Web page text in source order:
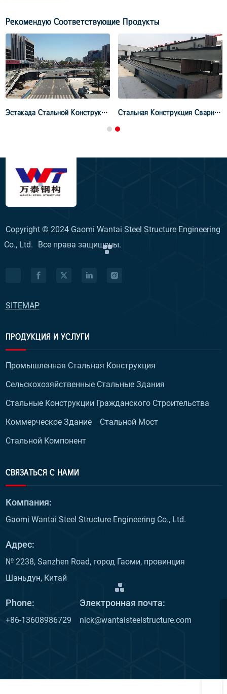
Рекомендую Соответствующие Продукты
Эстакада Стальной Конструкции Цзяочжоу Стальная Конструкция Сварная Двутавровая Балка
Copyright © 2024 Gaomi Wantai Steel Structure Engineering
Co., Ltd.
Все права защищены.
SITEMAP
ПРОДУКЦИЯ И УСЛУГИ
Промышленная Стальная Конструкция
Сельскохозяйственные Стальные Здания
Стальные Конструкции Гражданского Строительства
Коммерческое Здание
Стальной Мост
Стальной Компонент
СВЯЗАТЬСЯ С НАМИ
Компания:
Gaomi Wantai Steel Structure Engineering Co., Ltd.
Адрес:
№ 2238, Sanzhen Road, город Гаоми, провинция
Шаньдун, Китай
Phone:
+86-13608986729
Электронная почта:
nick@wantaisteelstructure.com